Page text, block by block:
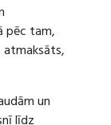
pēc tam,
atmaksāts,
un
līdz